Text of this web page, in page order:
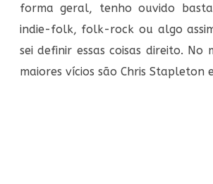
forma geral, tenho ouvido
indie-folk, folk-rock ou algo
sei definir essas coisas direito. No
maiores vícios são Chris Stapleton